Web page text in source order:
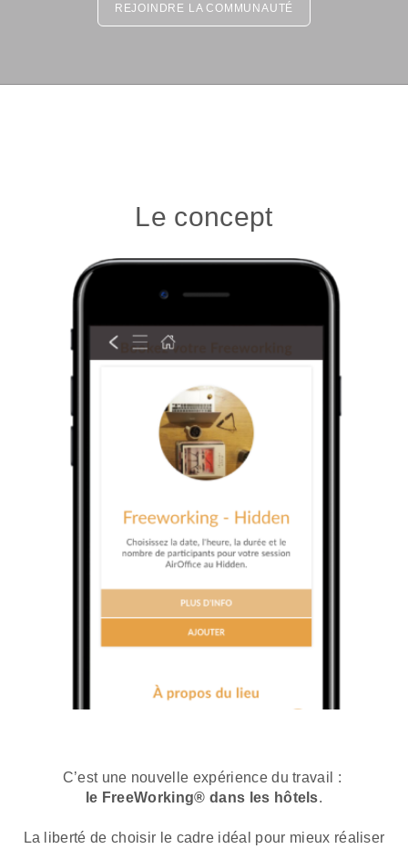
REJOINDRE LA COMMUNAUTÉ
Le concept
C’est une nouvelle expérience du travail :
le FreeWorking® dans les hôtels.
La liberté de choisir le cadre idéal pour mieux réaliser